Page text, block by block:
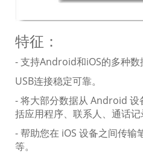
特征：
- 支持Android和iOS的多种数
USB连接稳定可靠。
- 将大部分数据从 Android
括应用程序、联系人、通话记
- 帮助您在 iOS 设备之间传输
等。